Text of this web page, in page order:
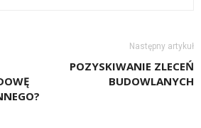
Następny artykuł
POZYSKIWANIE ZLECEŃ
BUDOWLANYCH